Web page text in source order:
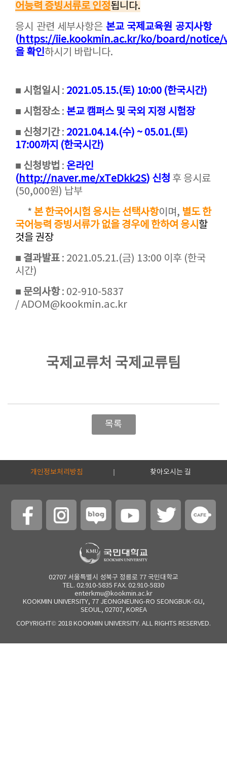
어능력 증빙서류로 인정됩니다.
응시 관련 세부사항은 본교 국제교육원 공지사항
(https://iie.kookmin.ac.kr/ko/board/notice/
을 확인하시기 바랍니다.
■ 시험일시 : 2021.05.15.(토) 10:00 (한국시간)
■ 시험장소 : 본교 캠퍼스 및 국외 지정 시험장
■ 신청기간: 2021.04.14.(수) ~ 05.01.(토)
17:00까지 (한국시간)
■ 신청방법 : 온라인
(http://naver.me/xTeDkk2S) 신청 후 응시료
(50,000원) 납부
* 본 한국어시험 응시는 선택사항이며, 별도 한
국어능력 증빙서류가 없을 경우에 한하여 응시 할
것을 권장
■ 결과발표 : 2021.05.21.(금) 13:00 이후 (한국
시간)
■ 문의사항: 02-910-5837
/ ADOM@kookmin.ac.kr
국제교류처 국제교류팀
목록
개인정보처리방침 찾아오시는 길
02707 서울특별시 성북구 정릉로 77 국민대학교
TEL. 02.910-5835 FAX. 02.910-5830
enterkmu@kookmin.ac.kr
KOOKMIN UNIVERSITY, 77 JEONGNEUNG-RO SEONGBUK-GU,
SEOUL, 02707, KOREA
COPYRIGHT© 2018 KOOKMIN UNIVERSITY. ALL RIGHTS RESERVED.